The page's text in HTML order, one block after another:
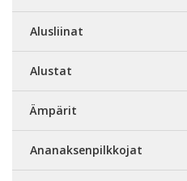
Alusliinat
Alustat
Ämpärit
Ananaksenpilkkojat